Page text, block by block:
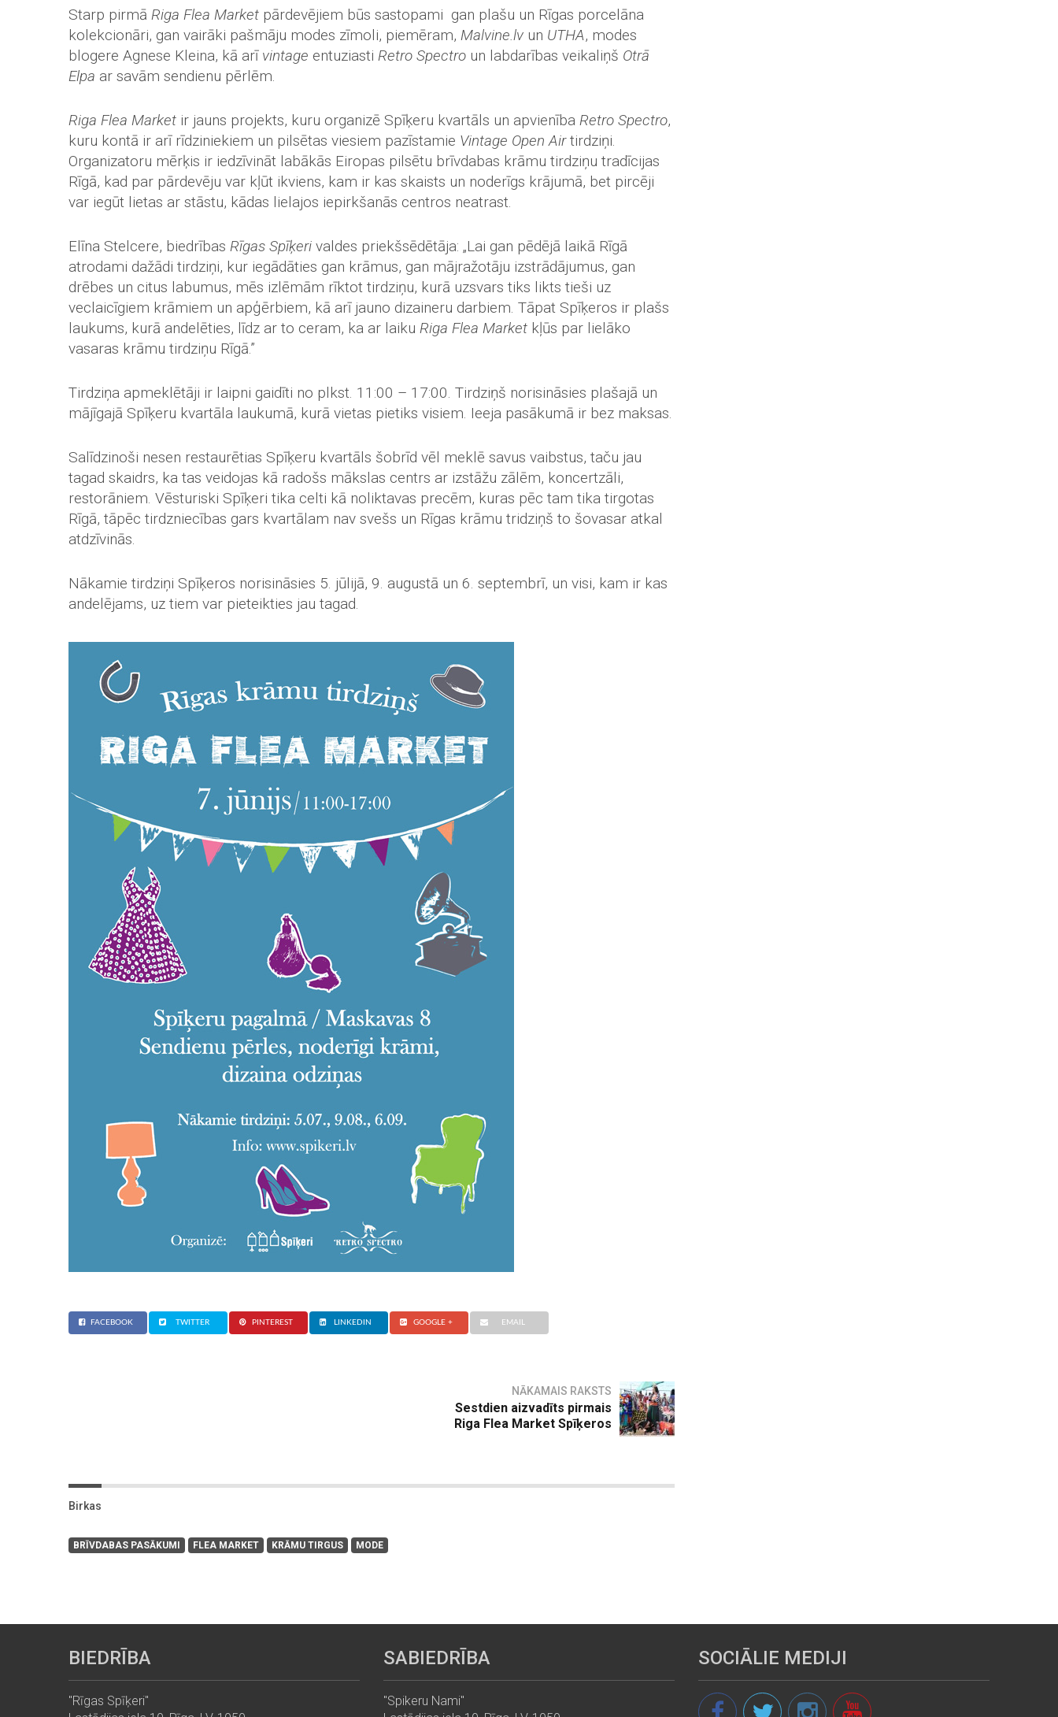
Starp pirmā Riga Flea Market pārdevējiem būs sastopami gan plašu un Rīgas porcelāna
kolekcionāri, gan vairāki pašmāju modes zīmoli, piemēram, Malvine.lv un UTHA, modes
blogere Agnese Kleina, kā arī vintage entuziasti Retro Spectro un labdarības veikaliņš Otrā
Elpa ar savām sendienu pērlēm.
Riga Flea Market ir jauns projekts, kuru organizē Spīķeru kvartāls un apvienība Retro Spectro,
kuru kontā ir arī rīdziniekiem un pilsētas viesiem pazīstamie Vintage Open Airtirdziņi.
Organizatoru mērķis ir iedzīvināt labākās Eiropas pilsētu brīvdabas krāmu tirdziņu tradīcijas
Rīgā, kad par pārdevēju var kļūt ikviens, kam ir kas skaists un noderīgs krājumā, bet pircēji
var iegūt lietas ar stāstu, kādas lielajos iepirkšanās centros neatrast.
Elīna Stelcere, biedrības Rīgas Spīķeri valdes priekšsēdētāja: „Lai gan pēdējā laikā Rīgā
atrodami dažādi tirdziņi, kur iegādāties gan krāmus, gan mājražotāju izstrādājumus, gan
drēbes un citus labumus, mēs izlēmām rīktot tirdziņu, kurā uzsvars tiks likts tieši uz
veclaicīgiem krāmiem un apģērbiem, kā arī jauno dizaineru darbiem. Tāpat Spīķeros ir plašs
laukums, kurā andelēties, līdz ar to ceram, ka ar laiku Riga Flea Market kļūs par lielāko
vasaras krāmu tirdziņu Rīgā.”
Tirdziņa apmeklētāji ir laipni gaidīti no plkst. 11:00 – 17:00. Tirdziņš norisināsies plašajā un
mājīgajā Spīķeru kvartāla laukumā, kurā vietas pietiks visiem. Ieeja pasākumā ir bez maksas.
Salīdzinoši nesen restaurētias Spīķeru kvartāls šobrīd vēl meklē savus vaibstus, taču jau
tagad skaidrs, ka tas veidojas kā radošs mākslas centrs ar izstāžu zālēm, koncertzāli,
restorāniem. Vēsturiski Spīķeri tika celti kā noliktavas precēm, kuras pēc tam tika tirgotas
Rīgā, tāpēc tirdzniecības gars kvartālam nav svešs un Rīgas krāmu tridziņš to šovasar atkal
atdzīvinās.
Nākamie tirdziņi Spīķeros norisināsies 5. jūlijā, 9. augustā un 6. septembrī, un visi, kam ir kas
andelējams, uz tiem var pieteikties jau tagad.
FACEBOOK TWITTER PINTEREST LINKEDIN GOOGLE + EMAIL
NĀKAMAIS RAKSTS
Sestdien aizvadīts pirmais
Riga Flea Market Spīķeros
Birkas
BRĪVDABAS PASĀKUMI FLEA MARKET KRĀMU TIRGUS MODE
BIEDRĪBA
"Rīgas Spīķeri"
SABIEDRĪBA
"Spikeru Nami"
SOCIĀLIE MEDIJI